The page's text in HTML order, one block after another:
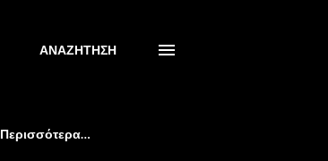
ΑΝΑΖΉΤΗΣΗ
Περισσότερα…